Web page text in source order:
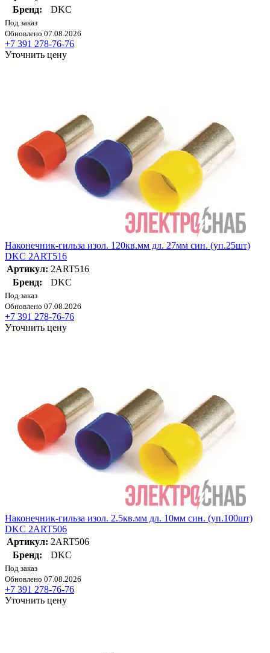
Бренд:
DKC
Под заказ
Обновлено 07.08.2026
+7 391 278-76-76
Уточнить цену
Наконечник-гильза изол. 120кв.мм дл. 27мм син. (уп.25шт)
DKC 2ART516
Артикул: 2ART516
Бренд:
DKC
Под заказ
Обновлено 07.08.2026
+7 391 278-76-76
Уточнить цену
Наконечник-гильза изол. 2.5кв.мм дл. 10мм син. (уп.100шт)
DKC 2ART506
Артикул: 2ART506
Бренд:
DKC
Под заказ
Обновлено 07.08.2026
+7 391 278-76-76
Уточнить цену